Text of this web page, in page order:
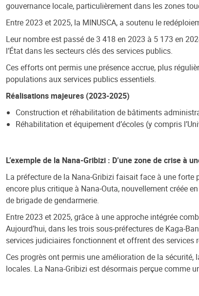
gouvernance locale, particulièrement dans les zones
Entre 2023 et 2025, la MINUSCA, a soutenu le
Leur nombre est passé de 3 418 en 2023 à 5 173 en
l’État dans les secteurs clés des services publics.
Ces efforts ont permis une présence accrue, plus
populations aux services publics essentiels.
Réalisations majeures (2023-2025)
Construction et réhabilitation de bâtiments
Réhabilitation et équipement d’écoles (y compris
L’exemple de la Nana-Gribizi : D’une zone de crise à
La préfecture de la Nana‑Gribizi faisait face à une
encore plus critique à Nana‑Outa, nouvellement créée
de brigade de gendarmerie.
Entre 2023 et 2025, grâce à une approche intégrée
Aujourd’hui, dans les trois sous-préfectures de Kaga-
services judiciaires fonctionnent et offrent des services
Ces progrès ont permis une amélioration de la
locales. La Nana-Gribizi est désormais perçue comme